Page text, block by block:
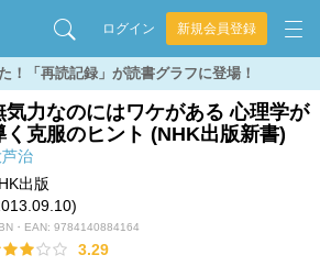
ログイン 新規会員登録
！「再読記録」が読書グラフに登場！
気力なのにはワケがある 心理学が
く克服のヒント (NHK出版新書)
芦治
出版
・EAN: 9784140884164
3.29